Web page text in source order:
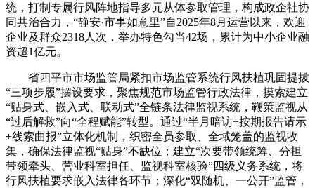
统，打制专属行风阵地指导多元从体参取管理，构成政企社协
同共治合力，“静安·市事如意里”自2025年8月运营以来，欢迎
企业及群众2318人次，举办特色勾当42场，累计为中小企业融
资超1亿元。
省四平市市场监管局紧扣市场监管系统行风扶植巩固提拔
“三项步履”摆设要求，聚焦规范市场监管行政法律，摸索建立
“贴身式、嵌入式、联动式”全链条法律监视系统，鞭策监视从
“过后解救”向“全程赋能”转型。通过“半月暗访+按期报告请示
+线索曲报”立体化机制，织密全员参取、全域笼盖的监视收
集，确保法律监视“贴身”不缺位；建立“次要带领统筹、分担
带领牵头、营业科室担任、监视科室核验”四级义务系统，将
行风扶植要求嵌入法律各环节；深化“双随机、一公开”监管，